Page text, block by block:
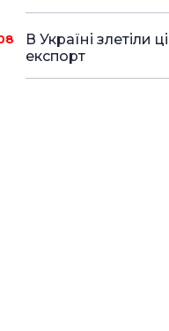
В Україні злетіли
експорт